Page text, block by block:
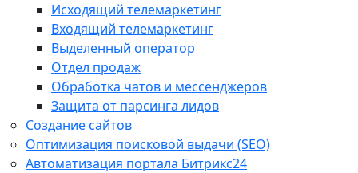
Исходящий телемаркетинг
Входящий телемаркетинг
Выделенный оператор
Отдел продаж
Обработка чатов и мессенджеров
Защита от парсинга лидов
Создание сайтов
Оптимизация поисковой выдачи (SEO)
Автоматизация портала Битрикс24